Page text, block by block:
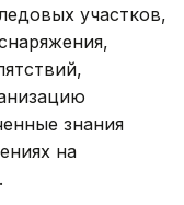
участков,
знания
на